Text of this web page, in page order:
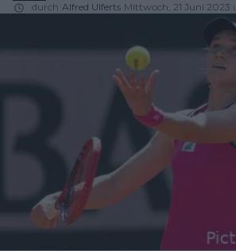
durch Alfred Ulferts Mittwoch, 21 Juni 2023